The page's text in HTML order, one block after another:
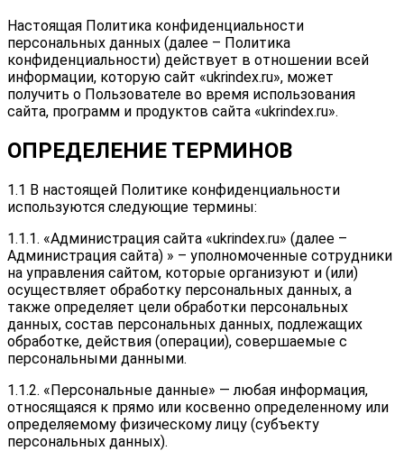
Настоящая Политика конфиденциальности
персональных данных (далее – Политика
конфиденциальности) действует в отношении всей
информации, которую сайт «ukrindex.ru», может
получить о Пользователе во время использования
сайта, программ и продуктов сайта «ukrindex.ru».
ОПРЕДЕЛЕНИЕ ТЕРМИНОВ
1.1 В настоящей Политике конфиденциальности
используются следующие термины:
1.1.1. «Администрация сайта «ukrindex.ru» (далее –
Администрация сайта) » – уполномоченные сотрудники
на управления сайтом, которые организуют и (или)
осуществляет обработку персональных данных, а
также определяет цели обработки персональных
данных, состав персональных данных, подлежащих
обработке, действия (операции), совершаемые с
персональными данными.
1.1.2. «Персональные данные» — любая информация,
относящаяся к прямо или косвенно определенному или
определяемому физическому лицу (субъекту
персональных данных).